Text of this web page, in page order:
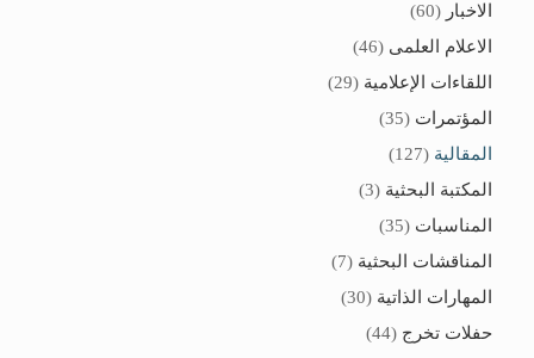
الاخبار (60)
الاعلام العلمى (46)
اللقاءات الإعلامية (29)
المؤتمرات (35)
المقالية (127)
المكتبة البحثية (3)
المناسبات (35)
المناقشات البحثية (7)
المهارات الذاتية (30)
حفلات تخرج (44)